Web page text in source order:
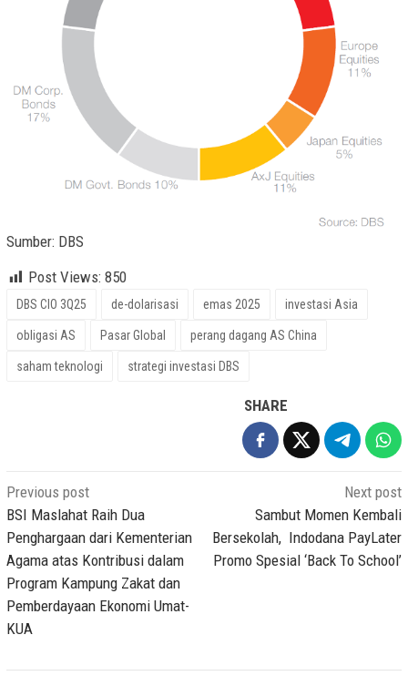
Sumber: DBS
Post Views: 850
DBS CIO 3Q25 de-dolarisasi emas 2025 investasi Asia
obligasi AS Pasar Global perang dagang AS China
saham teknologi strategi investasi DBS
SHARE
Post
navigation
Previous post
BSI Maslahat Raih Dua
Penghargaan dari Kementerian
Agama atas Kontribusi dalam
Program Kampung Zakat dan
Pemberdayaan Ekonomi Umat-
KUA
Next post
Sambut Momen Kembali
Bersekolah, Indodana PayLater
Promo Spesial ‘Back To School’